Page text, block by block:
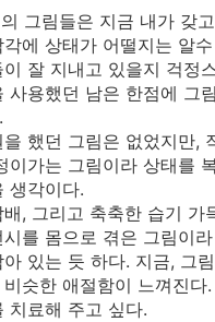
그림들은 지금 내가 갖
에 상태가 어떨지는 알
잘 지내고 있을지 걱정
사용했던 남은 한점에 그
했던 그림은 없었지만,
이가는 그림이라 상태를
생각이다.
배, 그리고 축축한 습기 가
시를 몸으로 겪은 그림이
아 있는 듯 하다. 지금, 그
슷한 애절함이 느껴진다.
치료해 주고 싶다.